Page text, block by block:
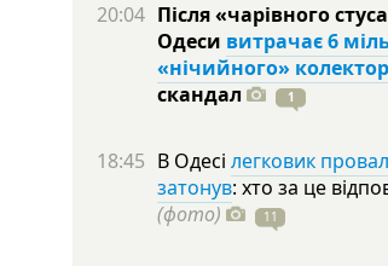
20:04 Після «чарівного
Одеси витрачає 6
«нічийного»
скандал
1
18:45 В Одесі легковик
затонув: хто за це
(фото)
11